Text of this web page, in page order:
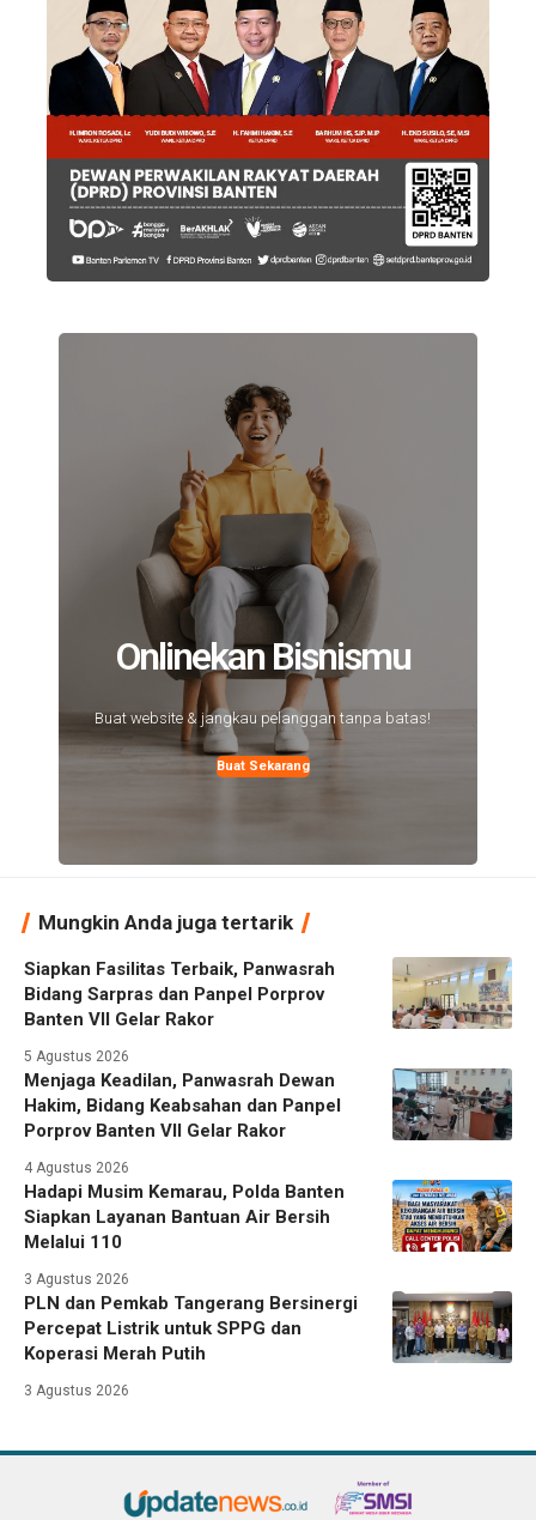
Onlinekan Bisnismu
Buat website & jangkau pelanggan tanpa batas!
Buat Sekarang
Mungkin Anda juga tertarik
Siapkan Fasilitas Terbaik, Panwasrah
Bidang Sarpras dan Panpel Porprov
Banten VII Gelar Rakor
5 Agustus 2026
Menjaga Keadilan, Panwasrah Dewan
Hakim, Bidang Keabsahan dan Panpel
Porprov Banten VII Gelar Rakor
4 Agustus 2026
Hadapi Musim Kemarau, Polda Banten
Siapkan Layanan Bantuan Air Bersih
Melalui 110
3 Agustus 2026
PLN dan Pemkab Tangerang Bersinergi
Percepat Listrik untuk SPPG dan
Koperasi Merah Putih
3 Agustus 2026